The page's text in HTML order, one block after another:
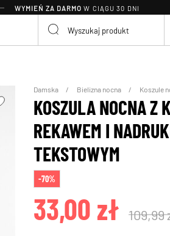
WYMIEŃ ZA DARMO W CIĄGU 30 DNI
Damska Bielizna nocna Koszule
KOSZULA NOCNA Z
REKAWEM I
TEKSTOWYM
-70%
33,00 zł 109,99